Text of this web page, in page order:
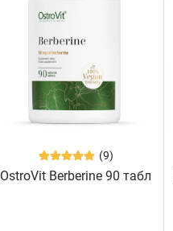
(9)
OstroVit Berberine 90 табл